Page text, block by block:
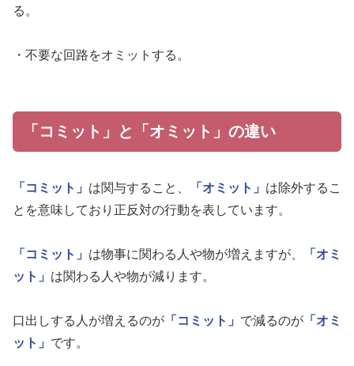
る。
・不要な回路をオミットする。
「コミット」と「オミット」の違い
「コミット」 は関与すること、 「オミット」 は除外するこ
とを意味しており正反対の行動を表しています。
「コミット」 は物事に関わる人や物が増えますが、
「オミ
ット」 は関わる人や物が減ります。
口出しする人が増えるのが 「コミット」 で減るのが 「オミ
ット」 です。